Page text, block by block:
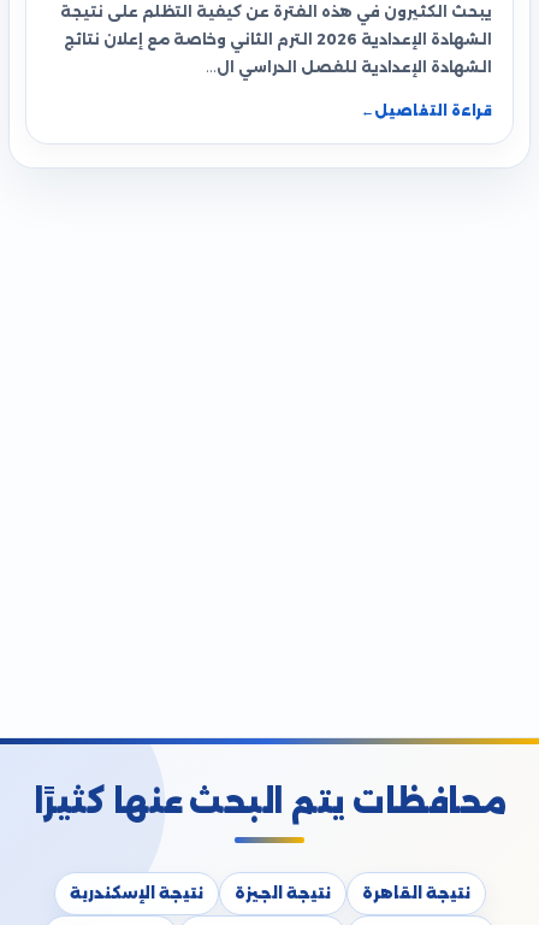
يبحث الكثيرون في هذه الفترة عن كيفية التظلم على نتيجة
الشهادة الإعدادية 2026 الترم الثاني وخاصة مع إعلان نتائج
الشهادة الإعدادية للفصل الدراسي ال…
قراءة التفاصيل ←
محافظات يتم البحث عنها كثيرًا
نتيجة القاهرة نتيجة الجيزة نتيجة الإسكندرية